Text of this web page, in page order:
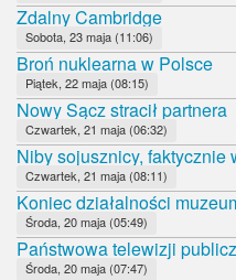
Zdalny Cambridge
Sobota, 23 maja (11:06)
Broń nuklearna w Polsce
Piątek, 22 maja (08:15)
Nowy Sącz stracił partnera
Czwartek, 21 maja (06:32)
Niby sojusznicy, faktycznie
Czwartek, 21 maja (08:11)
Koniec działalności
Środa, 20 maja (05:49)
Państwowa telewizji
Środa, 20 maja (07:47)